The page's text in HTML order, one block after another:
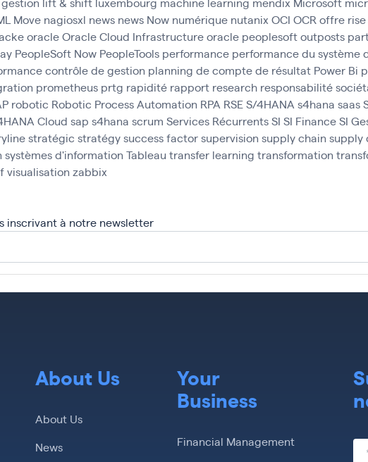
Move nagiosxl news news Now numérique nutanix OCI OCR offre rise
oracleOracle Cloud Infrastructureoracle peoplesoftoutposts
PeopleSoft Now PeopleTools performance performance du système
contrôle de gestion planning de compte de résultat Power Bi
prometheus prtg rapidité rapport research responsabilité
robotic Robotic Process Automation RPA RSES/4HANA s4hana saas
Cloud sap s4hana scrum Services RécurrentsSI SI FinanceSI
stratégic stratégysuccess factorsupervision supply chain supply
systèmes d'information Tableau transfer learning transformation
visualisation zabbix
inscrivant à notre newsletter
About Us
About Us
News
Your
Business
Financial Management